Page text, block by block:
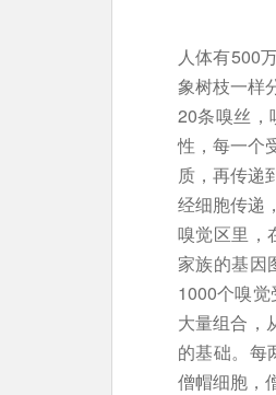
人体有500
象树枝一样
20条嗅丝，
性，每一个
质，再传递
经细胞传递
嗅觉区里，
家族的基因
1000个嗅
大量组合，
的基础。每
僧帽细胞，